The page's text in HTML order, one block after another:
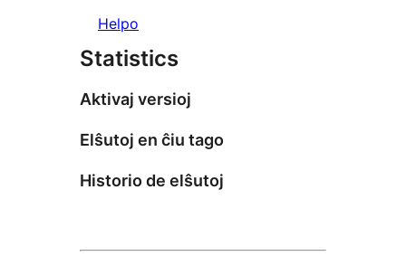
Helpo
Statistics
Aktivaj versioj
Elŝutoj en ĉiu tago
Historio de elŝutoj